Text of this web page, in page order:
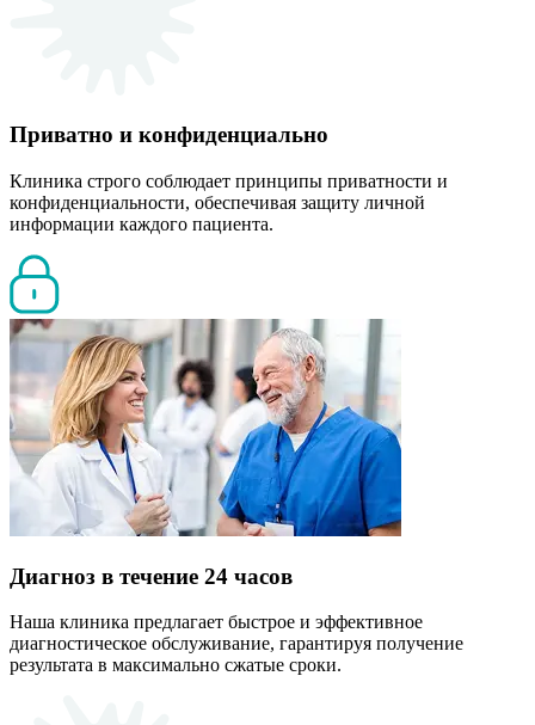
Приватно и конфиденциально
Клиника строго соблюдает принципы приватности и
конфиденциальности, обеспечивая защиту личной
информации каждого пациента.
Диагноз в течение 24 часов
Наша клиника предлагает быстрое и эффективное
диагностическое обслуживание, гарантируя получение
результата в максимально сжатые сроки.